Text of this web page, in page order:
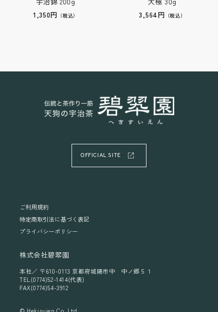
1,350円 （税込）
3,564円 （税込）
OFFICIAL SITE
ご利用規約
特定商取引法に基づく表記
プライバシーポリシー
株式会社碧翆園
本社／ 〒610-0113 京都府城陽市中 中ノ郷５１
TEL(0774)52-1414(代表)
FAX(0774)54-3912
© Hekisuien Co. Ltd